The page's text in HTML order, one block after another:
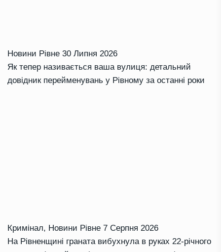
Новини Рівне 30 Липня 2026
Як тепер називається ваша вулиця: детальний
довідник перейменувань у Рівному за останні роки
Кримінал, Новини Рівне 7 Серпня 2026
На Рівненщині граната вибухнула в руках 22-річного